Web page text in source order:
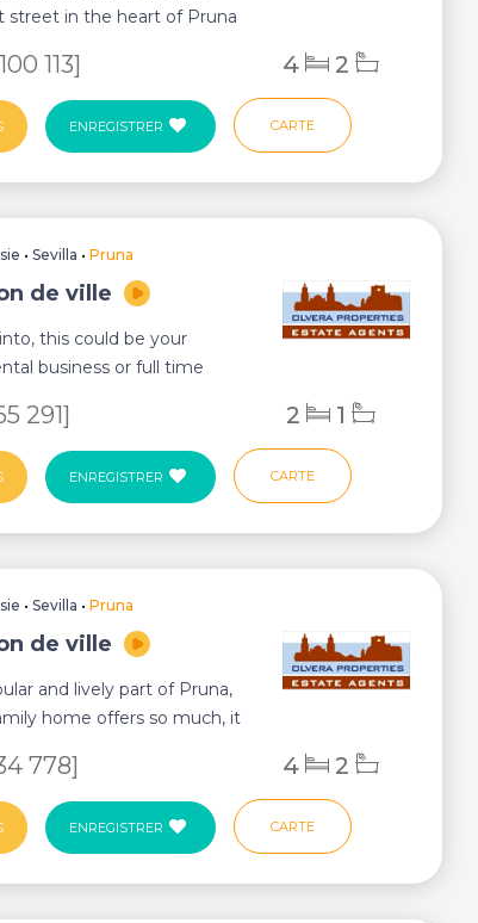
street in the heart of Pruna
113] 4 2
ENREGISTRER CARTE
•Sevilla •Pruna
de ville
this could be your
business or full time
291] 2 1
ENREGISTRER CARTE
•Sevilla •Pruna
de ville
and lively part of Pruna,
home offers so much, it
778] 4 2
ENREGISTRER CARTE